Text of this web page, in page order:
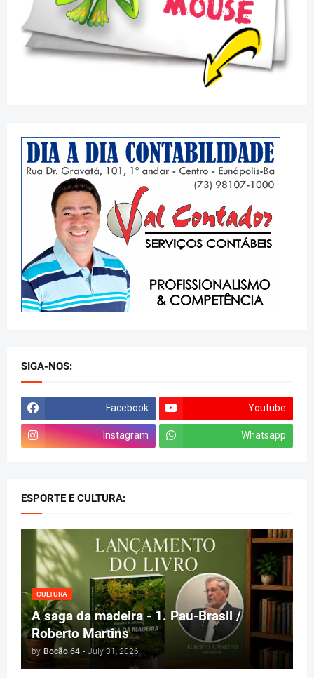
SIGA-NOS:
Facebook Youtube
Instagram Whatsapp
ESPORTE E CULTURA:
CULTURA
A saga da madeira - 1. Pau-Brasil /
Roberto Martins
by Bocão 64 - July 31, 2026